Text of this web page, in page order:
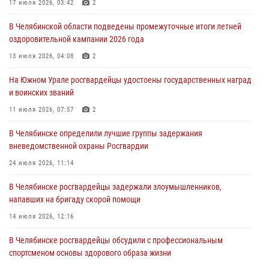
Росгвардейцы задержали трёх магазинных воров в Челябинске
На Южном Урале сотрудники Росгвардии задержали
подозреваемого в совершении убийства
В Челябинской области росгвардейцами по горячим следам
задержан подозреваемый в грабеже
17 июля 2026, 03:42 2
В Челябинской области подведены промежуточные итоги летней
оздоровительной кампании 2026 года
13 июля 2026, 04:08 2
На Южном Урале росгвардейцы удостоены государственных наград
и воинских званий
11 июля 2026, 07:57 2
В Челябинске определили лучшие группы задержания
вневедомственной охраны Росгвардии
24 июля 2026, 11:14
В Челябинске росгвардейцы задержали злоумышленников,
напавших на бригаду скорой помощи
14 июля 2026, 12:16
В Челябинске росгвардейцы обсудили с профессиональным
спортсменом основы здорового образа жизни